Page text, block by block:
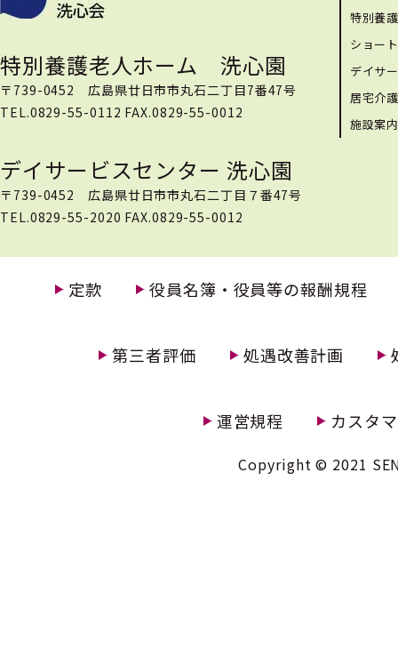
特別養護老人ホーム 洗心園
〒739-0452 広島県廿日市市丸石二丁目7番47号
TEL.0829-55-0112 FAX.0829-55-0012
デイサービスセンター 洗心園
〒739-0452 広島県廿日市市丸石二丁目７番47号
TEL.0829-55-2020 FAX.0829-55-0012
特別養
ショー
デイサ
居宅介
施設案
定款 役員名簿・役員等の報酬規程
第三者評価 処遇改善計画
運営規程 カスタ
Copyright © 2021